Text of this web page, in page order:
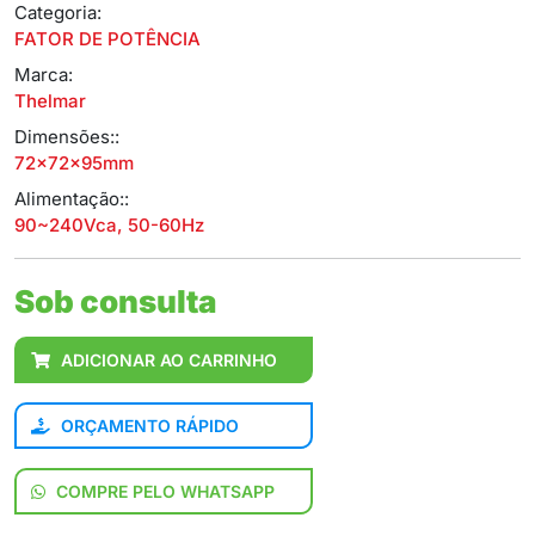
Categoria:
FATOR DE POTÊNCIA
Marca:
Thelmar
Dimensões::
72x72x95mm
Alimentação::
90~240Vca, 50-60Hz
Sob consulta
ADICIONAR AO CARRINHO
ORÇAMENTO RÁPIDO
COMPRE PELO WHATSAPP